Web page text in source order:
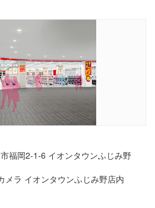
福岡2-1-6 イオンタウンふじみ野
メラ イオンタウンふじみ野店内